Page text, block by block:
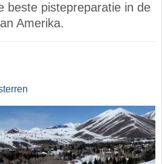
beste pistepreparatie in de
Amerika.